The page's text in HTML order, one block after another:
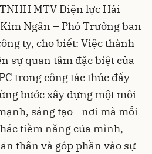
MTV Điện lực Hải
Ngân – Phó Trưởng ban
ty, cho biết: Việc thành
sự quan tâm đặc biệt của
trong công tác thúc đẩy
bước xây dựng một môi
sáng tạo - nơi mà mỗi
tiềm năng của mình,
thân và góp phần vào sự